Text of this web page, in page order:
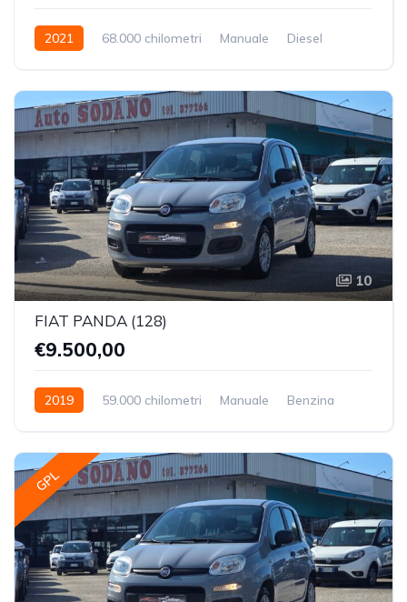
2021 68.000 chilometri Manuale
Diesel
10
FIAT PANDA (128)
€9.500,00
2019 59.000 chilometri Manuale
Benzina
GPL